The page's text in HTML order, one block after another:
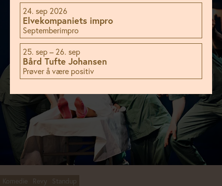
Komedie Revy Standup
24. sep 2026
Elvekompaniets impro
Septemberimpro
25. sep – 26. sep
Bård Tufte Johansen
Prøver å være positiv